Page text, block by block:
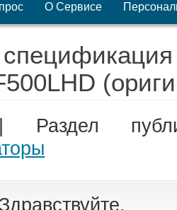
О Сервисе
| Раздел